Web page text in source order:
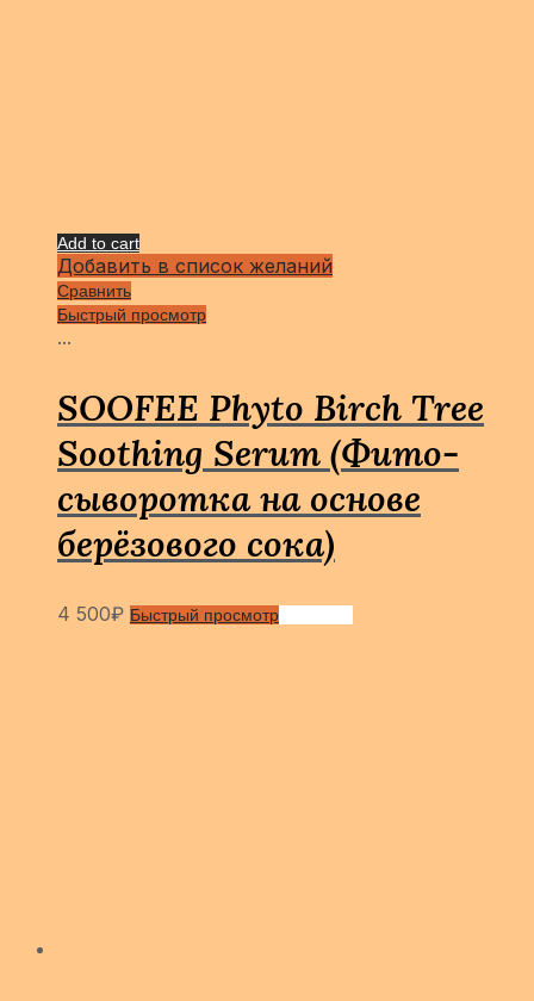
Add to cart
Добавить в список желаний
Сравнить
Быстрый просмотр
...
SOOFEE Phyto Birch Tree
Soothing Serum (Фито-
сыворотка на основе
берёзового сока)
4 500₽ Быстрый просмотр